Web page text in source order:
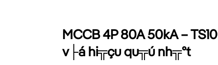
MCCB 4P 80A 50kA –
v├á hi╦çu qu╦ú nh╦ºt